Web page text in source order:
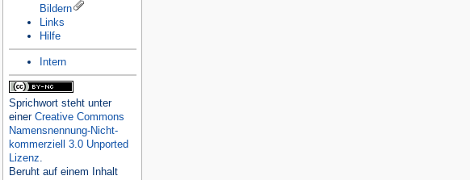
Bildern
Links
Hilfe
Intern
Sprichwortsteht unter
einer Creative Commons
Namensnennung-Nicht-
kommerziell 3.0 Unported
Lizenz.
Beruht auf einem Inhalt